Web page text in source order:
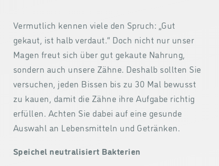
Vermutlich kennen viele den Spruch: „Gut
gekaut, ist halb verdaut.“ Doch nicht nur unser
Magen freut sich über gut gekaute Nahrung,
sondern auch unsere Zähne. Deshalb sollten Sie
versuchen, jeden Bissen bis zu 30 Mal bewusst
zu kauen, damit die Zähne ihre Aufgabe richtig
erfüllen. Achten Sie dabei auf eine gesunde
Auswahl an Lebensmitteln und Getränken.
Speichel neutralisiert Bakterien